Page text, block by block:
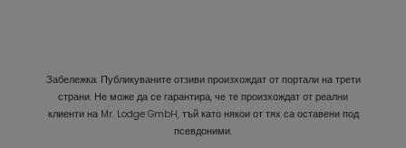
Забележка: Публикуваните отзиви произхождат от портали на трети
страни. Не може да се гарантира, че те произхождат от реални
клиенти на Mr. Lodge GmbH, тъй като някои от тях са оставени под
псевдоними.